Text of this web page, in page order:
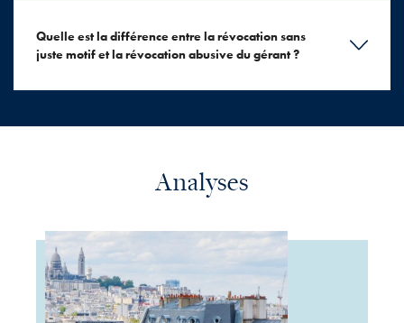
Quelle est la différence entre la révocation sans
juste motif et la révocation abusive du gérant ?
Analyses